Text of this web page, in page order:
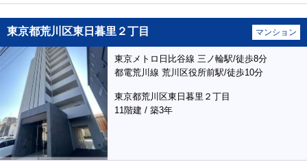
東京都荒川区東日暮里２丁目 マンション
東京メトロ日比谷線 三ノ輪駅/徒歩8分
都電荒川線 荒川区役所前駅/徒歩10分
東京都荒川区東日暮里２丁目
11階建 / 築3年